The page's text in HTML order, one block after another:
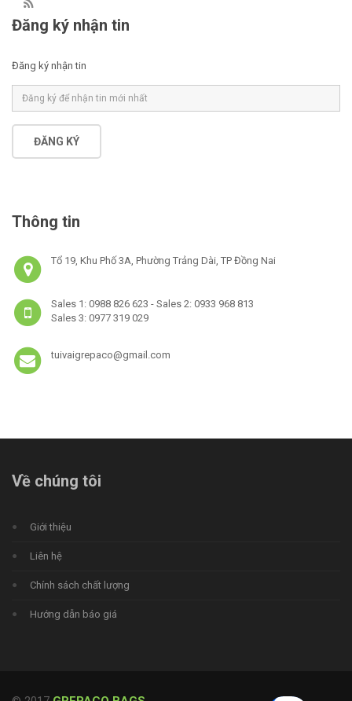
Đăng ký nhận tin
Đăng ký nhận tin
ĐĂNG KÝ
Thông tin
Tổ 19, Khu Phố 3A, Phường Trảng Dài, TP Đồng Nai
Sales 1: 0988 826 623 - Sales 2: 0933 968 813
Sales 3: 0977 319 029
tuivaigrepaco@gmail.com
Về chúng tôi
Giới thiệu
Liên hệ
Chính sách chất lượng
Hướng dẫn báo giá